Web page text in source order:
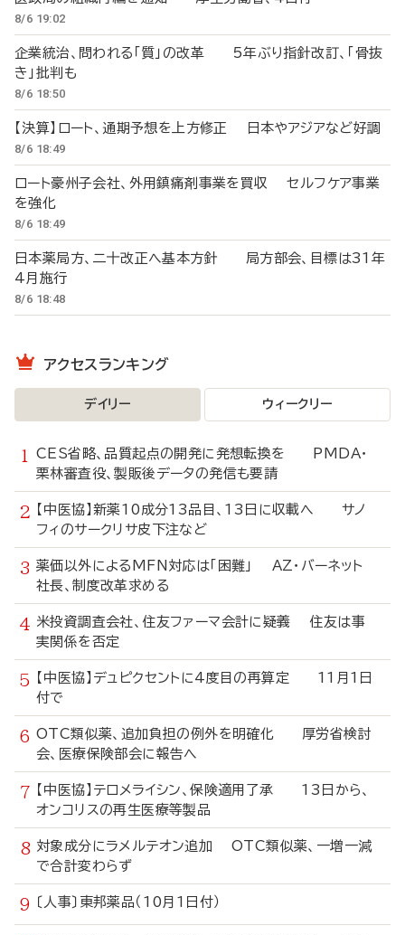
8/6 19:02
企業統治、問われる「質」の改革 5年ぶり指針改訂、「骨抜
き」批判も
8/6 18:50
【決算】ロート、通期予想を上方修正 日本やアジアなど好調
8/6 18:49
ロート豪州子会社、外用鎮痛剤事業を買収 セルフケア事業
を強化
8/6 18:49
日本薬局方、二十改正へ基本方針 局方部会、目標は31年
4月施行
8/6 18:48
アクセスランキング
デイリー ウィークリー
CES省略、品質起点の開発に発想転換を PMDA・
栗林審査役、製販後データの発信も要請
【中医協】新薬10成分13品目、13日に収載へ サノ
フィのサークリサ皮下注など
薬価以外によるMFN対応は「困難」 AZ・バーネット
社長、制度改革求める
米投資調査会社、住友ファーマ会計に疑義 住友は事
実関係を否定
【中医協】デュピクセントに4度目の再算定 11月1日
付で
OTC類似薬、追加負担の例外を明確化 厚労省検討
会、医療保険部会に報告へ
【中医協】テロメライシン、保険適用了承 13日から、
オンコリスの再生医療等製品
対象成分にラメルテオン追加 OTC類似薬、一増一減
で合計変わらず
〔人事〕東邦薬品（10月1日付）